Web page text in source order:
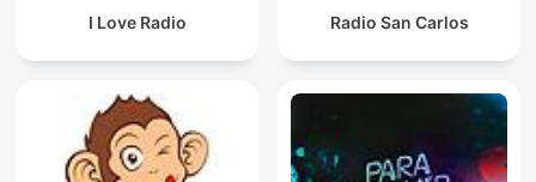
I Love Radio Radio San Carlos